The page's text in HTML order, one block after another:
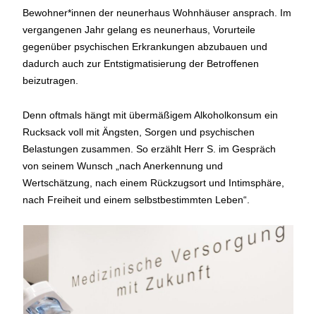
Bewohner*innen der neunerhaus Wohnhäuser ansprach. Im
vergangenen Jahr gelang es neunerhaus, Vorurteile
gegenüber psychischen Erkrankungen abzubauen und
dadurch auch zur Entstigmatisierung der Betroffenen
beizutragen.
Denn oftmals hängt mit übermäßigem Alkoholkonsum ein
Rucksack voll mit Ängsten, Sorgen und psychischen
Belastungen zusammen. So erzählt Herr S. im Gespräch
von seinem Wunsch „nach Anerkennung und
Wertschätzung, nach einem Rückzugsort und Intimsphäre,
nach Freiheit und einem selbstbestimmten Leben“.